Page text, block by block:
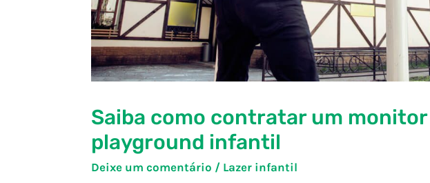
Saiba como contratar um
playground infantil
Deixe um comentário / Lazer infantil